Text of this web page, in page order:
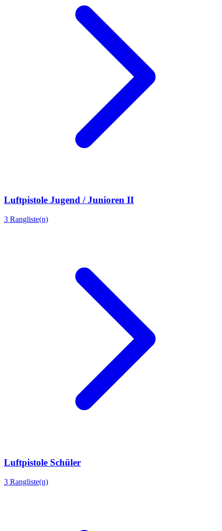
Luftpistole Jugend / Junioren II
3 Rangliste(n)
Luftpistole Schüler
3 Rangliste(n)